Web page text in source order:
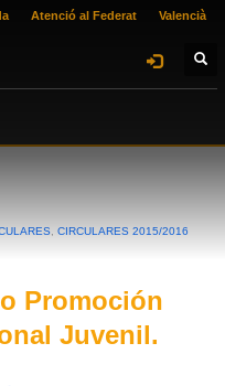
Atenció al Federat Valencià
CIRCULARES 2015/2016
Promoción
Juvenil.